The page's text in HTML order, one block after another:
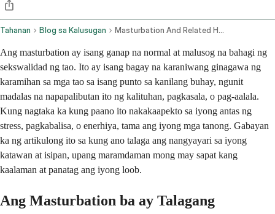
Tahanan Blog sa Kalusugan Masturbation And Related Health Concerns Stress Anxiety And Fatigue
Ang masturbation ay isang ganap na normal at malusog na bahagi ng
sekswalidad ng tao. Ito ay isang bagay na karaniwang ginagawa ng
karamihan sa mga tao sa isang punto sa kanilang buhay, ngunit
madalas na napapalibutan ito ng kalituhan, pagkasala, o pag-aalala.
Kung nagtaka ka kung paano ito nakakaapekto sa iyong antas ng
stress, pagkabalisa, o enerhiya, tama ang iyong mga tanong. Gabayan
ka ng artikulong ito sa kung ano talaga ang nangyayari sa iyong
katawan at isipan, upang maramdaman mong may sapat kang
kaalaman at panatag ang iyong loob.
Ang Masturbation ba ay Talagang